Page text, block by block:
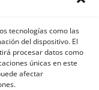
tecnologías como las
del dispositivo. El
procesar datos como
únicas en este
afectar